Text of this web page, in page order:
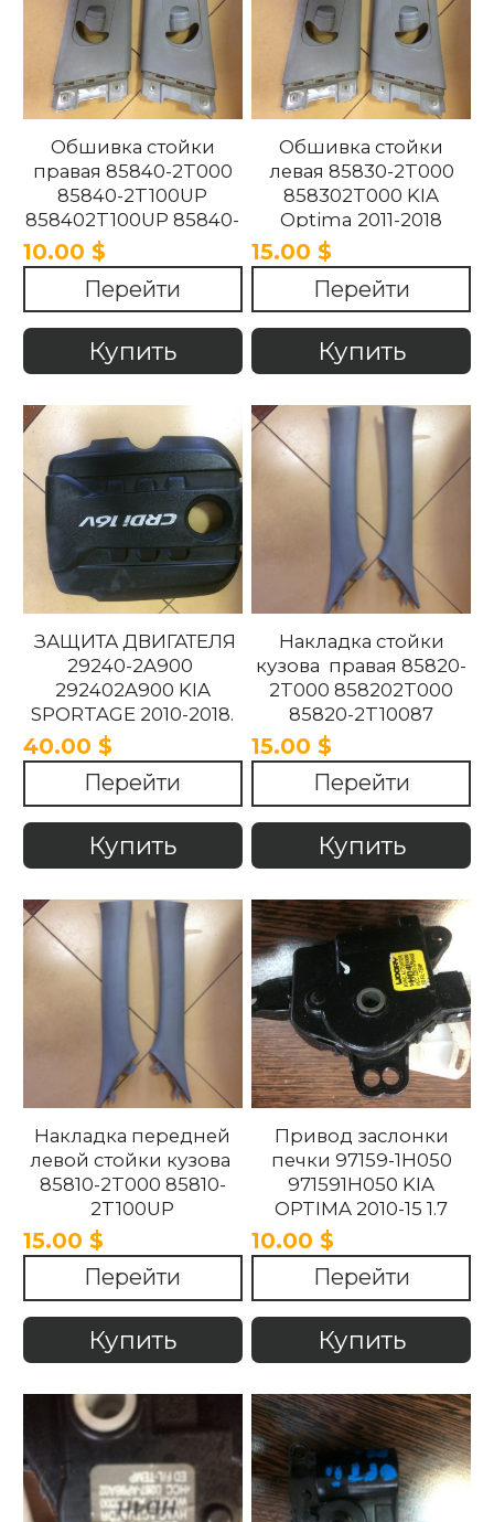
Обшивка стойки
правая 85840-2T000
85840-2T100UP
858402T100UP 85840-
2T100UP KIA Optima
2011-2018
10.00 $
Перейти
Купить
Обшивка стойки
левая 85830-2T000
858302T000 KIA
Optima 2011-2018
15.00 $
Перейти
Купить
ЗАЩИТА ДВИГАТЕЛЯ
29240-2A900
292402A900 KIA
SPORTAGE 2010-2018.
40.00 $
Перейти
Купить
Накладка стойки
кузова правая 85820-
2T000 858202T000
85820-2T10087
858202T10087 85820-
2T100UP
858202T100UP Kia
Optima 2010 -2015
15.00 $
Перейти
Купить
Накладка передней
левой стойки кузова
85810-2T000 85810-
2T100UP
858102T100UP
858102T000 Kia
Optima 2010 -2015.
15.00 $
Перейти
Купить
Привод заслонки
печки 97159-1H050
971591H050 KIA
OPTIMA 2010-15 1.7
10.00 $
Перейти
Купить